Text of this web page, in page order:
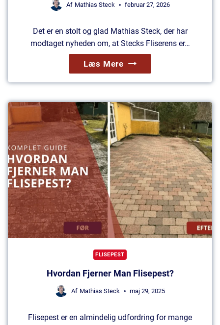
Af Mathias Steck februar 27, 2026
Det er en stolt og glad Mathias Steck, der har
modtaget nyheden om, at Stecks Fliserens er…
Læs Mere S
T
C
S
F
L
I
S
E
R
E
N
S
E
R
F
N
FLISEPEST
Hvordan Fjerner Man Flisepest?
Af Mathias Steck maj 29, 2025
Flisepest er en almindelig udfordring for mange